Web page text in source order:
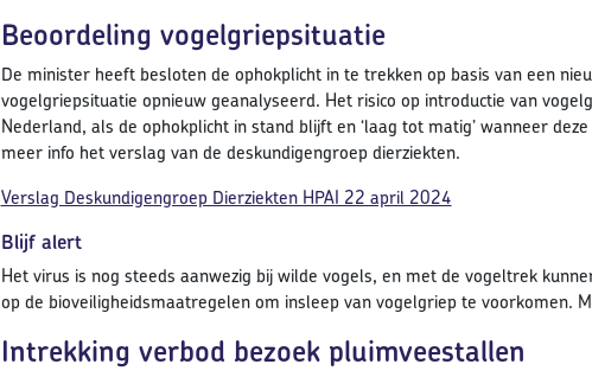
Beoordeling vogelgriepsituatie
De minister heeft besloten de ophokplicht in te trekken op basis van een
vogelgriepsituatie opnieuw geanalyseerd. Het risico op introductie van
Nederland, als de ophokplicht in stand blijft en ‘laag tot matig’ wanneer
meer info het verslag van de deskundigengroep dierziekten.
Verslag Deskundigengroep Dierziekten HPAI 22 april 2024
Blijf alert
Het virus is nog steeds aanwezig bij wilde vogels, en met de vogeltrek
op de bioveiligheidsmaatregelen om insleep van vogelgriep te voorkomen.
Intrekking verbod bezoek pluimveestallen